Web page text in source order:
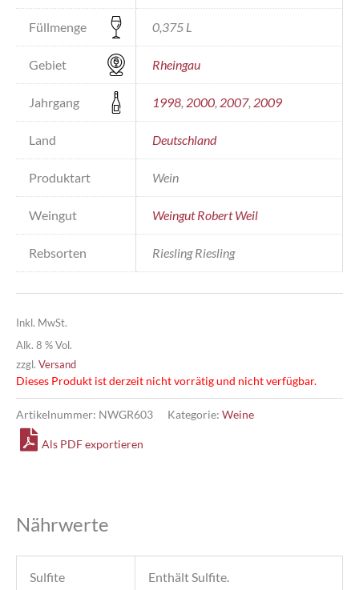
Füllmenge 0,375 L
Gebiet Rheingau
Jahrgang 1998 2000 2007, 2009
Land Deutschland
Produktart Wein
Weingut Weingut Robert Weil
Rebsorten Riesling Riesling
Inkl. MwSt.
Alk. 8 % Vol.
zzgl. Versand
Dieses Produkt ist derzeit nicht vorrätig und nicht verfügbar.
Artikelnummer: NWGR603 Kategorie: Weine
Als PDF exportieren
Nährwerte
Sulfite Enthält Sulfite.